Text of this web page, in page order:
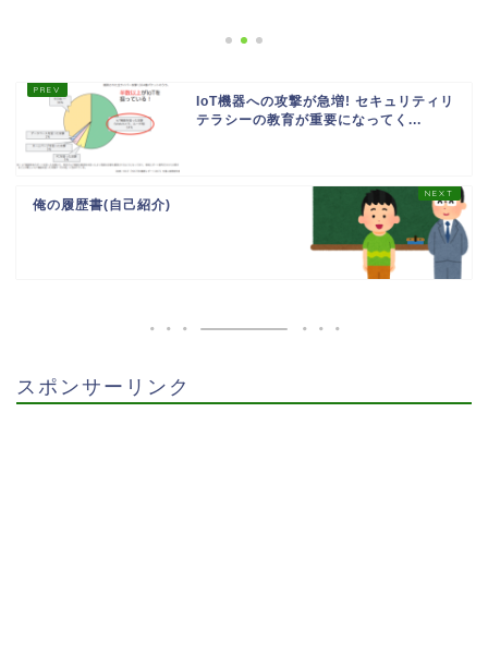
IoT機器への攻撃が急増! セキュリティリ
テラシーの教育が重要になってく...
俺の履歴書(自己紹介)
スポンサーリンク